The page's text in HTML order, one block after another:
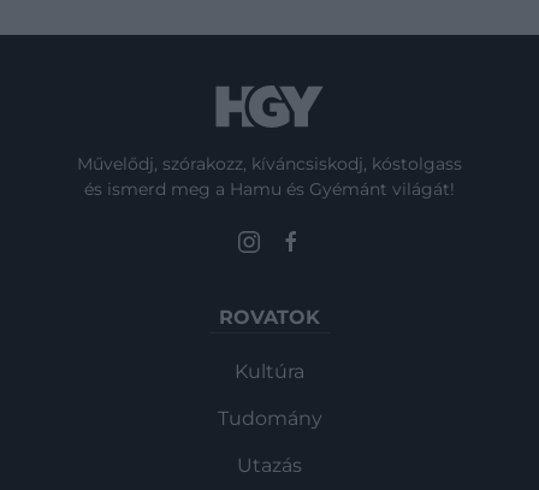
Művelődj, szórakozz, kíváncsiskodj, kóstolgass
és ismerd meg a Hamu és Gyémánt világát!
ROVATOK
Kultúra
Tudomány
Utazás